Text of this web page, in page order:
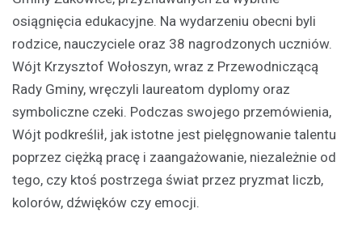
osiągnięcia edukacyjne. Na wydarzeniu obecni byli
rodzice, nauczyciele oraz 38 nagrodzonych uczniów.
Wójt Krzysztof Wołoszyn, wraz z Przewodniczącą
Rady Gminy, wręczyli laureatom dyplomy oraz
symboliczne czeki. Podczas swojego przemówienia,
Wójt podkreślił, jak istotne jest pielęgnowanie talentu
poprzez ciężką pracę i zaangażowanie, niezależnie od
tego, czy ktoś postrzega świat przez pryzmat liczb,
kolorów, dźwięków czy emocji.